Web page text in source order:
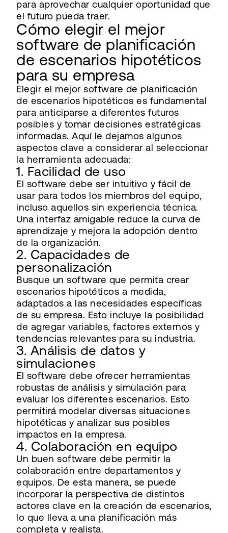
para aprovechar cualquier oportunidad que
el futuro pueda traer.
Cómo elegir el mejor
software de planificación
de escenarios hipotéticos
para su empresa
Elegir el mejor software de planificación
de escenarios hipotéticos es fundamental
para anticiparse a diferentes futuros
posibles y tomar decisiones estratégicas
informadas. Aquí le dejamos algunos
aspectos clave a considerar al seleccionar
la herramienta adecuada:
1. Facilidad de uso
El software debe ser intuitivo y fácil de
usar para todos los miembros del equipo,
incluso aquellos sin experiencia técnica.
Una interfaz amigable reduce la curva de
aprendizaje y mejora la adopción dentro
de la organización.
2. Capacidades de
personalización
Busque un software que permita crear
escenarios hipotéticos a medida,
adaptados a las necesidades específicas
de su empresa. Esto incluye la posibilidad
de agregar variables, factores externos y
tendencias relevantes para su industria.
3. Análisis de datos y
simulaciones
El software debe ofrecer herramientas
robustas de análisis y simulación para
evaluar los diferentes escenarios. Esto
permitirá modelar diversas situaciones
hipotéticas y analizar sus posibles
impactos en la empresa.
4. Colaboración en equipo
Un buen software debe permitir la
colaboración entre departamentos y
equipos. De esta manera, se puede
incorporar la perspectiva de distintos
actores clave en la creación de escenarios,
lo que lleva a una planificación más
completa y realista.